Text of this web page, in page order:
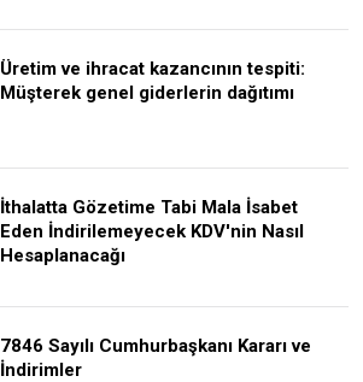
Üretim ve ihracat kazancının tespiti:
Müşterek genel giderlerin dağıtımı
İthalatta Gözetime Tabi Mala İsabet
Eden İndirilemeyecek KDV'nin Nasıl
Hesaplanacağı
7846 Sayılı Cumhurbaşkanı Kararı ve
İndirimler